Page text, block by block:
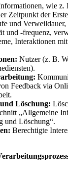
wie z.
Zeitpunkt der
und
und -frequenz,
Interaktionen
Nutzer (z. B.
Feedback via
Löschung:
„Allgemeine
und Löschung“.
Berechtigte